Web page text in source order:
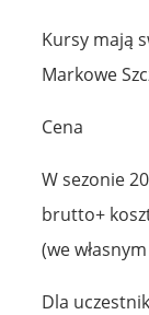
Kursy mają
Markowe
Cena
W sezonie
brutto+
(we
Dla